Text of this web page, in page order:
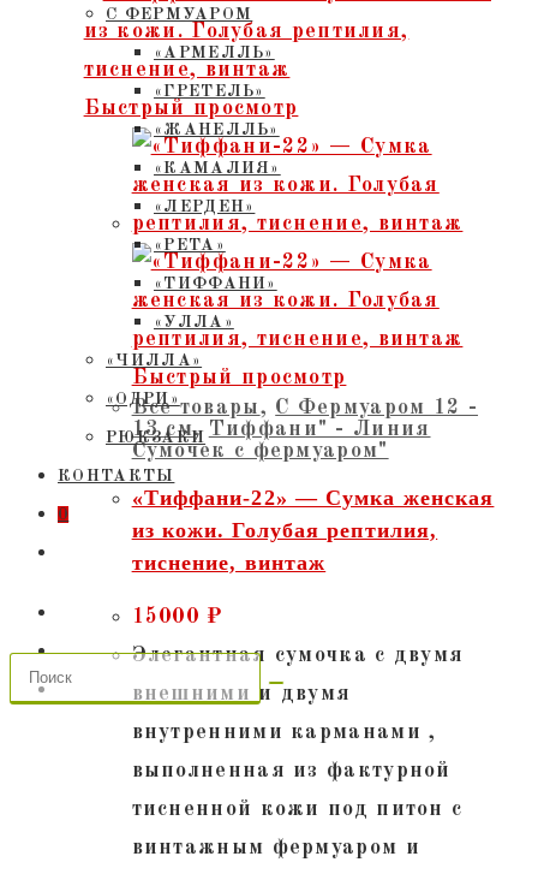
С ФЕРМУАРОМ
«АРМЕЛЛЬ»
«ГРЕТЕЛЬ»
«ЖАНЕЛЛЬ»
«КАМАЛИЯ»
«ЛЕРДЕН»
«РЕТА»
«ТИФФАНИ»
«УЛЛА»
«ЧИЛЛА»
«ОДРИ»
РЮКЗАКИ
КОНТАКТЫ
0
Быстрый просмотр
Быстрый просмотр
Все товары, С Фермуаром 12 -
13 см, Тиффани" - Линия
Сумочек с фермуаром"
«Тиффани-22» — Сумка женская
из кожи. Голубая рептилия,
тиснение, винтаж
15000 ₽
Элегантная сумочка с двумя
внешними и двумя
внутренними карманами ,
выполненная из фактурной
тисненной кожи под питон с
винтажным фермуаром и